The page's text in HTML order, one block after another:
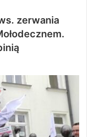
zerwania